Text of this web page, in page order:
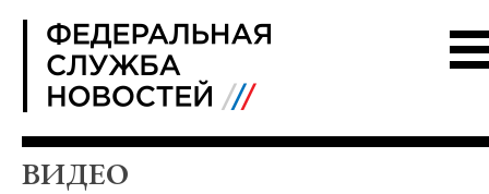
ВИДЕО